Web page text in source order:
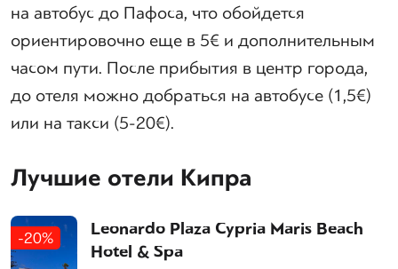
на автобус до Пафоса, что обойдется
ориентировочно еще в 5€ и дополнительным
часом пути. После прибытия в центр города,
до отеля можно добраться на автобусе (1,5€)
или на такси (5-20€).
Лучшие отели Кипра
-20%
Leonardo Plaza Cypria Maris Beach
Hotel & Spa